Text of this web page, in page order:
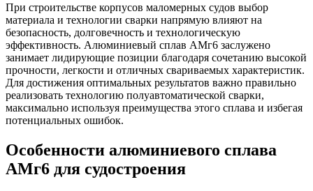
При строительстве корпусов маломерных судов выбор
материала и технологии сварки напрямую влияют на
безопасность, долговечность и технологическую
эффективность. Алюминиевый сплав АМг6 заслужено
занимает лидирующие позиции благодаря сочетанию высокой
прочности, легкости и отличных свариваемых характеристик.
Для достижения оптимальных результатов важно правильно
реализовать технологию полуавтоматической сварки,
максимально используя преимущества этого сплава и избегая
потенциальных ошибок.
Особенности алюминиевого сплава
АМг6 для судостроения